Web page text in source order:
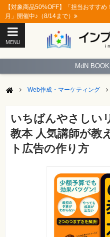
【対象商品50%OFF】「担当おすす
月」開催中♪（8/14まで）
MENU
ペ
ジ
ソ
コ
ン
ソ
フ
ト
MdN
Web作成・マーケティング
いちばんやさしい
教本 人気講師が教
ト広告の作り方